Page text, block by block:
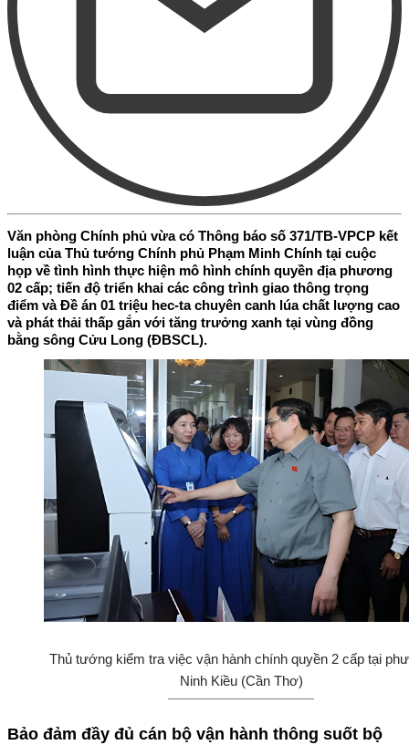
Văn phòng Chính phủ vừa có Thông báo số 371/TB-VPCP kết
luận của Thủ tướng Chính phủ Phạm Minh Chính tại cuộc
họp về tình hình thực hiện mô hình chính quyền địa phương
02 cấp; tiến độ triển khai các công trình giao thông trọng
điểm và Đề án 01 triệu hec-ta chuyên canh lúa chất lượng cao
và phát thải thấp gắn với tăng trưởng xanh tại vùng đồng
bằng sông Cửu Long (ĐBSCL).
Thủ tướng kiểm tra việc vận hành chính quyền 2 cấp tại
Ninh Kiều (Cần Thơ)
Bảo đảm đầy đủ cán bộ vận hành thông suốt bộ